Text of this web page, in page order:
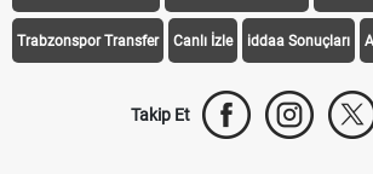
Trabzonspor Transfer Canlı İzle iddaa Sonuçları
Takip Et